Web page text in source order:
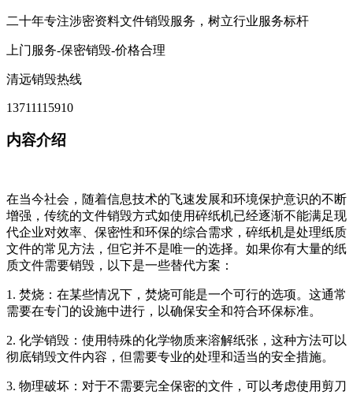
二十年专注涉密资料文件销毁服务，树立行业服务标杆
上门服务-保密销毁-价格合理
清远销毁热线
13711115910
内容介绍
在当今社会，随着信息技术的飞速发展和环境保护意识的不断
增强，传统的文件销毁方式如使用碎纸机已经逐渐不能满足现
代企业对效率、保密性和环保的综合需求，碎纸机是处理纸质
文件的常见方法，但它并不是唯一的选择。如果你有大量的纸
质文件需要销毁，以下是一些替代方案：
1. 焚烧：在某些情况下，焚烧可能是一个可行的选项。这通常
需要在专门的设施中进行，以确保安全和符合环保标准。
2. 化学销毁：使用特殊的化学物质来溶解纸张，这种方法可以
彻底销毁文件内容，但需要专业的处理和适当的安全措施。
3. 物理破坏：对于不需要完全保密的文件，可以考虑使用剪刀